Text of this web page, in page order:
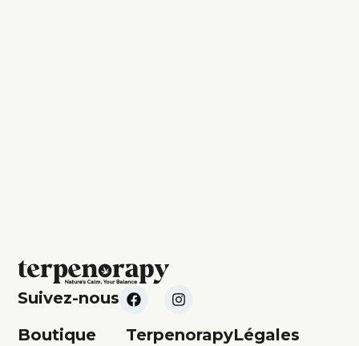
Suivez-nous
Boutique
TerpenorapyLégales